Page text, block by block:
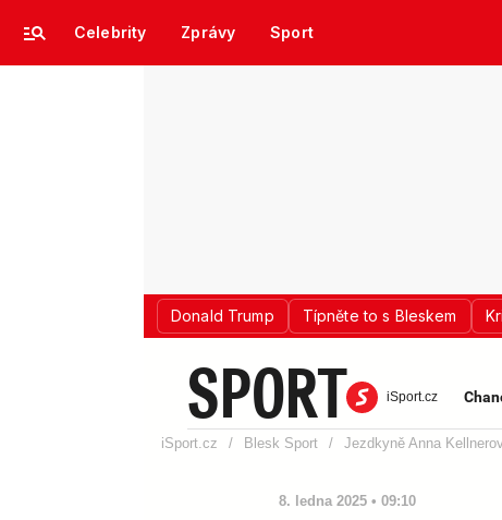
Donald Trump Típněte to s Bleskem
Celebrity Zprávy Sport
SPORT iSport.cz
iSport.cz / Blesk Sport / Jezdkyně Anna
8. ledna 2025 • 09:10